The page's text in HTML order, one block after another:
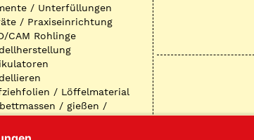
/ Unterfüllungen
/ Praxiseinrichtung
CAM Rohlinge
/ Löffelmaterial
/ gießen /